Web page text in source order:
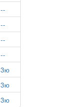
--
--
--
--
3ю
3ю
3ю